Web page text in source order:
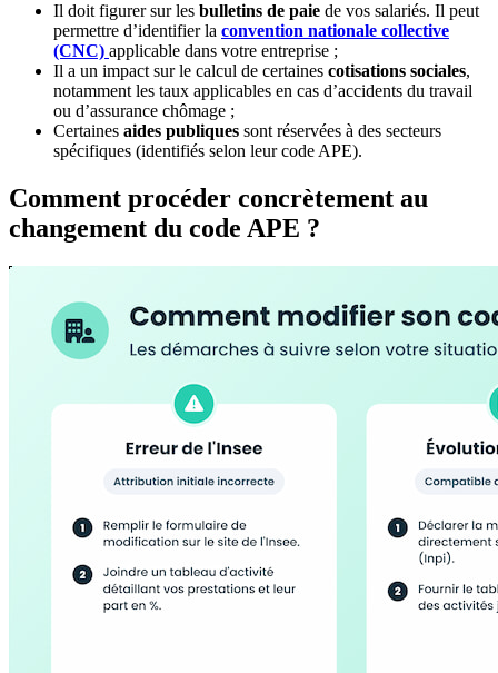
Il doit figurer sur les bulletins de paie de vos salariés. Il peut
permettre d’identifier la convention nationale collective
(CNC) applicable dans votre entreprise ;
Il a un impact sur le calcul de certaines cotisations sociales,
notamment les taux applicables en cas d’accidents du travail
ou d’assurance chômage ;
Certaines aides publiques sont réservées à des secteurs
spécifiques (identifiés selon leur code APE).
Comment procéder concrètement au
changement du code APE ?